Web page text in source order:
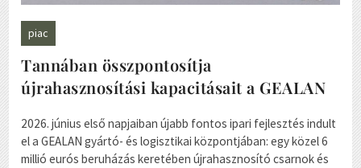
piac
Tannában összpontosítja
újrahasznosítási kapacitásait a GEALAN
2026. június első napjaiban újabb fontos ipari fejlesztés indult
el a GEALAN gyártó- és logisztikai központjában: egy közel 6
millió eurós beruházás keretében újrahasznosító csarnok és